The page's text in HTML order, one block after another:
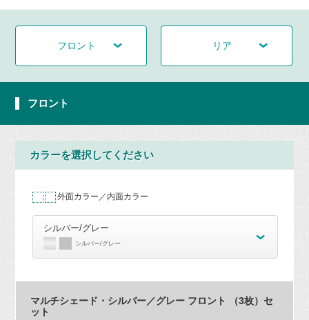
フロント リア
フロント
カラーを選択してください
外面カラー／内面カラー
シルバー/グレー
シルバー/グレー
マルチシェード・シルバー／グレー フロント （3枚）セ
ット